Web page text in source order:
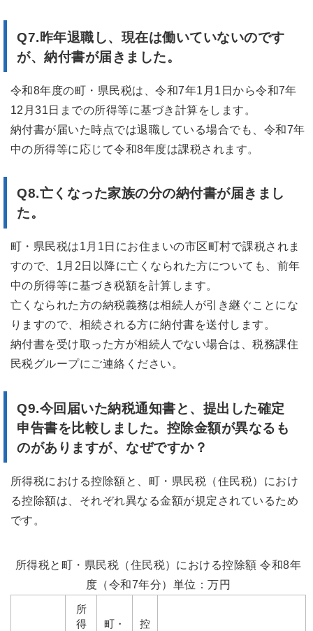
Q7.昨年退職し、現在は働いていないのです
が、納付書が届きました。
令和8年度の町・県民税は、令和7年1月1日から令和7年
12月31日までの所得等に基づき計算をします。
納付書が届いた時点では退職している場合でも、令和7年
中の所得等に応じて令和8年度は課税されます。
Q8.亡くなった家族の分の納付書が届きまし
た。
町・県民税は1月1日にお住まいの市区町村で課税されま
すので、1月2日以降に亡くなられた方についても、前年
中の所得等に基づき税額を計算します。
亡くなられた方の納税義務は相続人が引き継ぐことにな
りますので、相続される方に納付書を送付します。
納付書を受け取った方が相続人でない場合は、税務課住
民税グループにご連絡ください。
Q9.今回届いた納税通知書と、提出した確定
申告書を比較しました。控除金額が異なるも
のがありますが、なぜですか？
所得税における控除額と、町・県民税（住民税）におけ
る控除額は、それぞれ異なる金額が規定されているため
です。
所得税と町・県民税（住民税）における控除額 令和8年
度（令和7年分）単位：万円
所
得
町・
控